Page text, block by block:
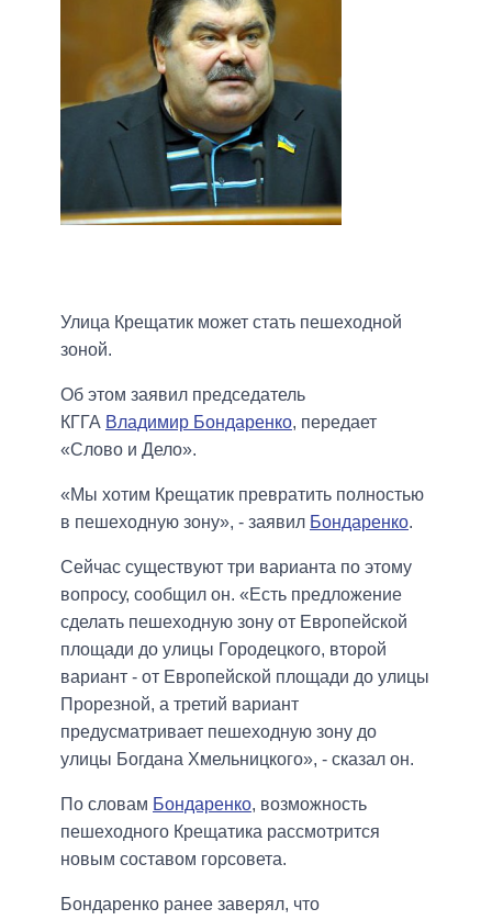
Улица Крещатик может стать пешеходной
зоной.
Об этом заявил председатель
КГГА Владимир Бондаренко, передает
«Слово и Дело».
«Мы хотим Крещатик превратить полностью
в пешеходную зону», - заявил Бондаренко.
Сейчас существуют три варианта по этому
вопросу, сообщил он. «Есть предложение
сделать пешеходную зону от Европейской
площади до улицы Городецкого, второй
вариант - от Европейской площади до улицы
Прорезной, а третий вариант
предусматривает пешеходную зону до
улицы Богдана Хмельницкого», - сказал он.
По словам Бондаренко, возможность
пешеходного Крещатика рассмотрится
новым составом горсовета.
Бондаренко ранее заверял, что